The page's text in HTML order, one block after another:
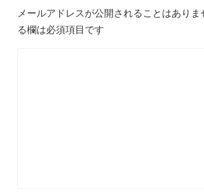
メールアドレスが公開されることはありま
る欄は必須項目です